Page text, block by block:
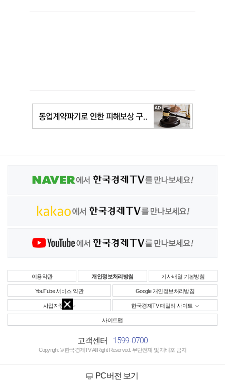
이용약관 개인정보처리방침 기사배열 기본방침
YouTube 서비스 약관 Google 개인정보처리방침
사업자정보 한국경제TV 패밀리 사이트
사이트맵
고객센터 1599-0700
Copyright © 한국경제TV All Right Reserved. 무단전재 및 재배포 금지
PC버전 보기